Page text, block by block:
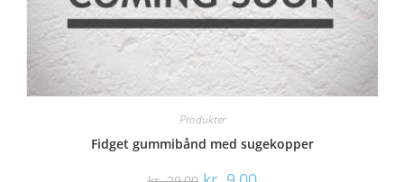
Produkter
Fidget gummibånd med sugekopper